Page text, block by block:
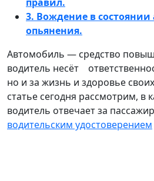
3. Вождение в состоянии
опьянения.
Автомобиль — средство
водитель несёт⠀
но и за жизнь и здоровье
статье сегодня рассмотрим, в
водитель отвечает за
водительским удостоверением